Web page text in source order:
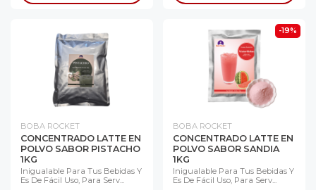
BOBA ROCKET
CONCENTRADO LATTE EN
POLVO SABOR PISTACHO
1KG
Inigualable Para Tus Bebidas Y
Es De Fácil Uso, Para Serv...
-19%
BOBA ROCKET
CONCENTRADO LATTE EN
POLVO SABOR SANDIA
1KG
Inigualable Para Tus Bebidas Y
Es De Fácil Uso, Para Serv...